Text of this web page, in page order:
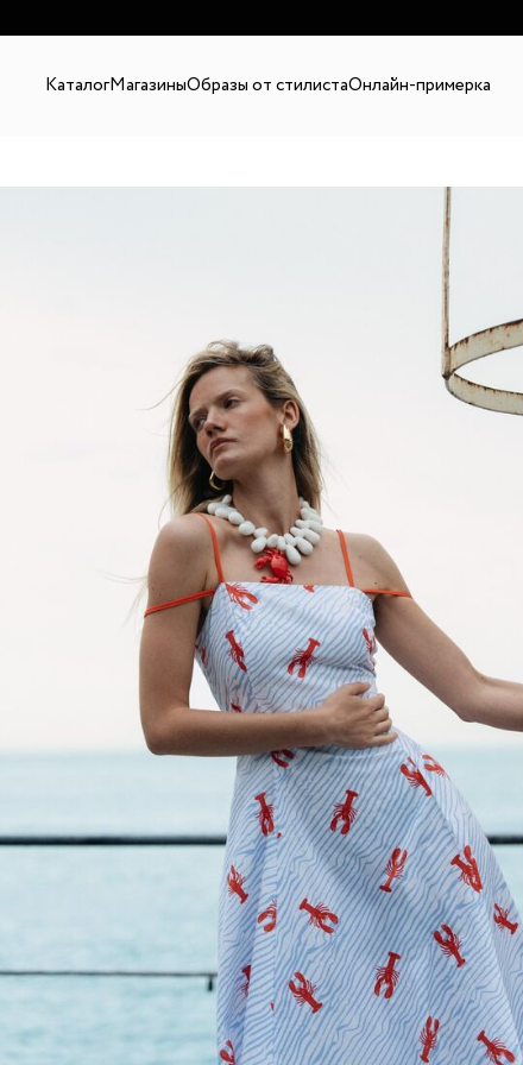
КаталогМагазиныОбразы от стилистаОнлайн-примерка